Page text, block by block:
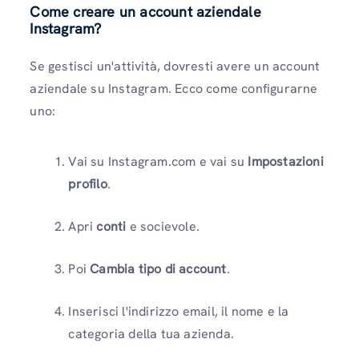
Come creare un account aziendale
Instagram?
Se gestisci un'attività, dovresti avere un account
aziendale su Instagram. Ecco come configurarne
uno:
Vai su Instagram.com e vai su Impostazioni
profilo.
Apriconti e socievole.
PoiCambia tipo di account.
Inserisci l'indirizzo email, il nome e la
categoria della tua azienda.